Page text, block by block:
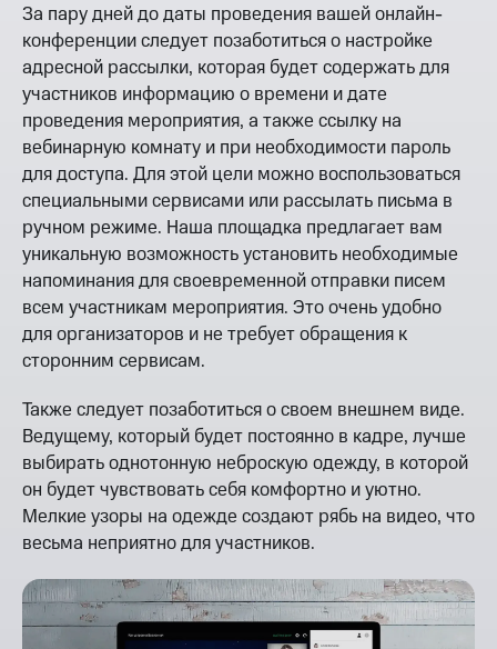
За пару дней до даты проведения вашей онлайн-
конференции следует позаботиться о настройке
адресной рассылки, которая будет содержать для
участников информацию о времени и дате
проведения мероприятия, а также ссылку на
вебинарную комнату и при необходимости пароль
для доступа. Для этой цели можно воспользоваться
специальными сервисами или рассылать письма в
ручном режиме. Наша площадка предлагает вам
уникальную возможность установить необходимые
напоминания для своевременной отправки писем
всем участникам мероприятия. Это очень удобно
для организаторов и не требует обращения к
сторонним сервисам.
Также следует позаботиться о своем внешнем виде.
Ведущему, который будет постоянно в кадре, лучше
выбирать однотонную неброскую одежду, в которой
он будет чувствовать себя комфортно и уютно.
Мелкие узоры на одежде создают рябь на видео, что
весьма неприятно для участников.